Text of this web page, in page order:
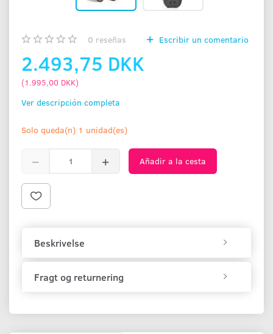
0 reseñas Escribir un comentario
2.493,75 DKK
(1.995,00 DKK)
Ver descripción completa
Solo queda(n) 1 unidad(es)
Añadir a la cesta
Beskrivelse
Fragt og returnering